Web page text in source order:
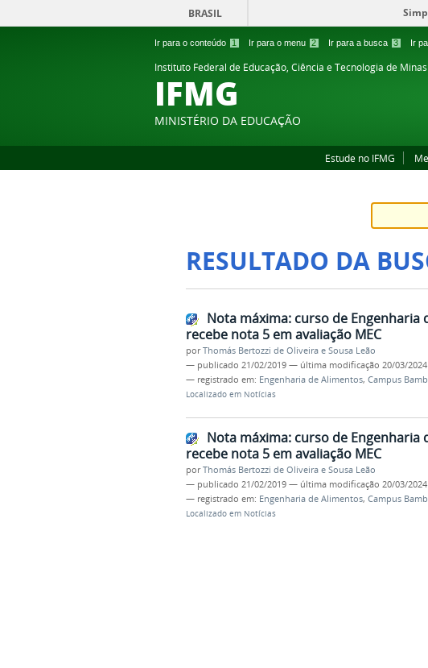
Ir para o conteúdo 1 Ir para o menu 2 Ir para a busca 3 Ir
BRASIL
Instituto Federal de Educação, Ciência e Tecnologia de
IFMG
MINISTÉRIO DA EDUCAÇÃO
Estude no IFMG
RESULTADO DA
Nota máxima: curso de Engenharia
recebe nota 5 em avaliação MEC
porThomás Bertozzi de Oliveira e Sousa Leão
— publicado 21/02/2019 — última modificação 20/03/
— registrado em: Engenharia de Alimentos, Campus
Localizado em Notícias
Nota máxima: curso de Engenharia
recebe nota 5 em avaliação MEC
porThomás Bertozzi de Oliveira e Sousa Leão
— publicado 21/02/2019 — última modificação 20/03/
— registrado em: Engenharia de Alimentos, Campus
Localizado em Notícias